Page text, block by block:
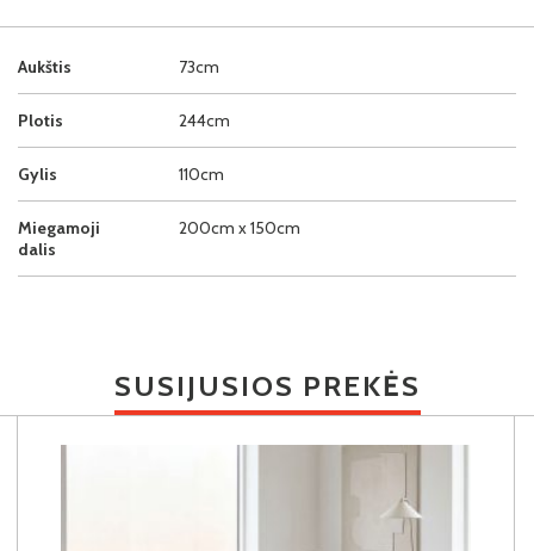
Aukštis 73cm
Plotis 244cm
Gylis 110cm
Miegamoji
dalis
200cm x 150cm
SUSIJUSIOS PREKĖS